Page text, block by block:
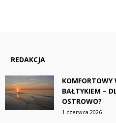
REDAKCJA
KOMFORTOWY
BAŁTYKIEM –
OSTROWO?
1 czerwca 2026